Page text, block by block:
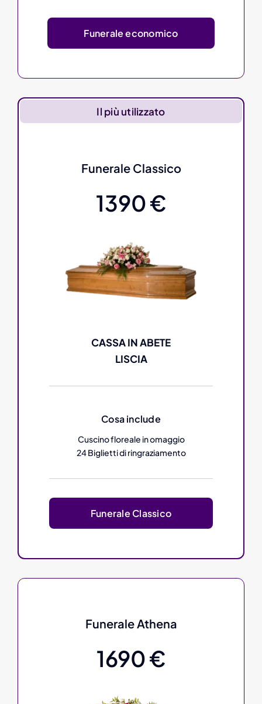
Funerale economico
Il più utilizzato
Funerale Classico
1390 €
CASSA IN ABETE
LISCIA
Cosa include
Cuscino floreale in omaggio
24 Biglietti di ringraziamento
Funerale Classico
Funerale Athena
1690 €